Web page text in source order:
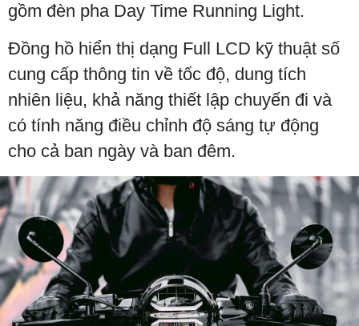
gồm đèn pha Day Time Running Light.
Đồng hồ hiển thị dạng Full LCD kỹ thuật số
cung cấp thông tin về tốc độ, dung tích
nhiên liệu, khả năng thiết lập chuyến đi và
có tính năng điều chỉnh độ sáng tự động
cho cả ban ngày và ban đêm.